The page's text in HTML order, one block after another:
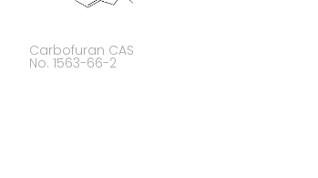
Carbofuran CAS
No. 1563-66-2